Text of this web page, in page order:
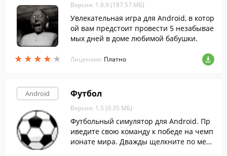
★ ★ ★ ★ ★
★ ★ ★ ★ ★
Версия: 1.8.9 (187.57 МБ)
Увлекательная игра для Android, в котор
ой вам предстоит провести 5 незабывае
мых дней в доме любимой бабушки.
Лицензия: Платно
Android Футбол
Версия: 1.5 (0.35 МБ)
Футбольный симулятор для Android. Пр
иведите свою команду к победе на чемп
ионате мира. Дважды щелкните по мест